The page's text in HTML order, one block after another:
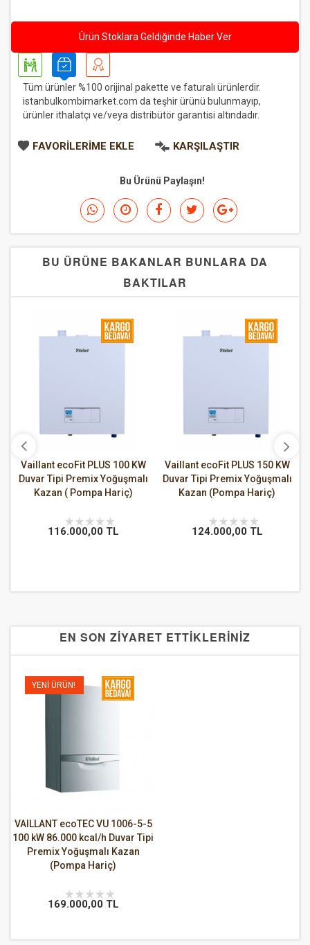
Ürün Stoklara Geldiğinde Haber Ver
Tüm ürünler %100 orijinal pakette ve faturalı ürünlerdir.
istanbulkombimarket.com da teşhir ürünü bulunmayıp,
ürünler ithalatçı ve/veya distribütör garantisi altındadır.
FAVORILERIME EKLE KARŞILAŞTIR
Bu Ürünü Paylaşın!
BU ÜRÜNE BAKANLAR BUNLARA DA
BAKTILAR
Vaillant ecoFit PLUS 100 KW
Duvar Tipi Premix Yoğuşmalı
Kazan ( Pompa Hariç)
116.000,00 TL
Vaillant ecoFit PLUS 150 KW
Duvar Tipi Premix Yoğuşmalı
Kazan (Pompa Hariç)
124.000,00 TL
EN SON ZİYARET ETTİKLERİNİZ
VAILLANT ecoTEC VU 1006-5-5
100 kW 86.000 kcal/h Duvar Tipi
Premix Yoğuşmalı Kazan
(Pompa Hariç)
YENI ÜRÜN!
169.000,00 TL